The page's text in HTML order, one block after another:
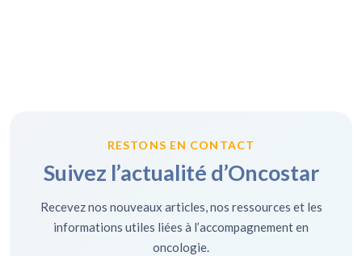
RESTONS EN CONTACT
Suivez l’actualité d’Oncostar
Recevez nos nouveaux articles, nos ressources et les
informations utiles liées à l’accompagnement en
oncologie.